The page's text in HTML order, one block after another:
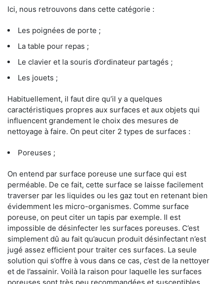
Ici, nous retrouvons dans cette catégorie :
Les poignées de porte ;
La table pour repas ;
Le clavier et la souris d’ordinateur partagés ;
Les jouets ;
Habituellement, il faut dire qu’il y a quelques
caractéristiques propres aux surfaces et aux objets qui
influencent grandement le choix des mesures de
nettoyage à faire. On peut citer 2 types de surfaces :
Poreuses ;
On entend par surface poreuse une surface qui est
perméable. De ce fait, cette surface se laisse facilement
traverser par les liquides ou les gaz tout en retenant bien
évidemment les micro-organismes. Comme surface
poreuse, on peut citer un tapis par exemple. Il est
impossible de désinfecter les surfaces poreuses. C’est
simplement dû au fait qu’aucun produit désinfectant n’est
jugé assez efficient pour traiter ces surfaces. La seule
solution qui s’offre à vous dans ce cas, c’est de la nettoyer
et de l’assainir. Voilà la raison pour laquelle les surfaces
poreuses sont très peu recommandées et susceptibles